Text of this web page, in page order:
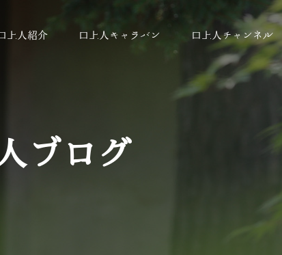
ブログ
上人紹介 口上人キャラバン 口上人チャンネル